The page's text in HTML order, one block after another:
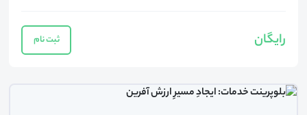
رایگان ثبت نام